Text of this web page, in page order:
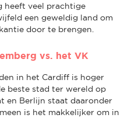
heeft veel prachtige
een geweldig land om
door te brengen.
vs. het VK
in het Cardiff is hoger
beste stad ter wereld op
en Berlijn staat daaronder
is het makkelijker om in